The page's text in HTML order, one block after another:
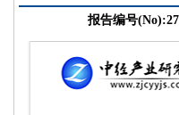
报告编号